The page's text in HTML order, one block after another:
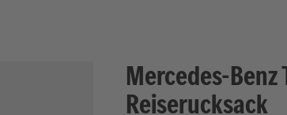
Mercedes-Benz
Reiserucksack